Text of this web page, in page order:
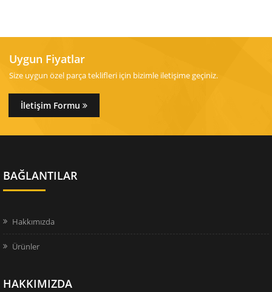
Uygun Fiyatlar
Size uygun özel parça teklifleri için bizimle iletişime geçiniz.
İletişim Formu
BAĞLANTILAR
Hakkımızda
Ürünler
HAKKIMIZDA